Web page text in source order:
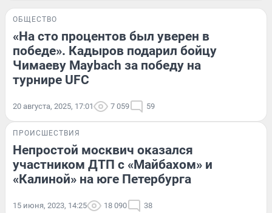
ОБЩЕСТВО
«На сто процентов был уверен в
победе». Кадыров подарил бойцу
Чимаеву Maybach за победу на
турнире UFC
20 августа, 2025, 17:01 7 059 59
ПРОИСШЕСТВИЯ
Непростой москвич оказался
участником ДТП с «Майбахом» и
«Калиной» на юге Петербурга
15 июня, 2023, 14:25 18 090 38